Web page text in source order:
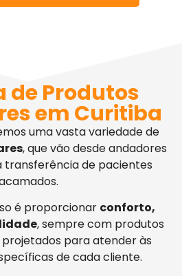
de Produtos
em Curitiba
uma vasta variedade de
, que vão desde andadores
transferência de pacientes
é proporcionar conforto,
, sempre com produtos
para atender às
de cada cliente.